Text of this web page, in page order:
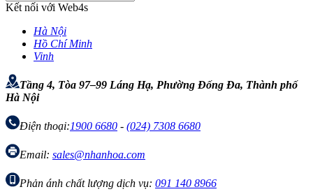
Kết nối với Web4s
Hà Nội
Hồ Chí Minh
Vinh
Tầng 4, Tòa 97–99 Láng Hạ, Phường Đống Đa, Thành phố
Hà Nội
Điện thoại:1900 6680 - (024) 7308 6680
Email: sales@nhanhoa.com
Phản ánh chất lượng dịch vụ: 091 140 8966